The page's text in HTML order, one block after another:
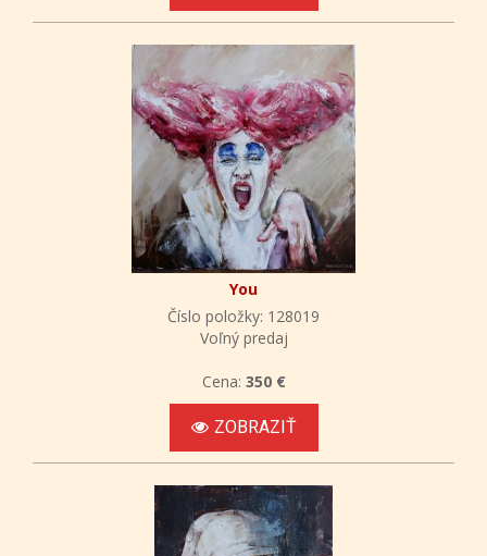
You
Číslo položky: 128019
Voľný predaj
Cena: 350 €
ZOBRAZIŤ